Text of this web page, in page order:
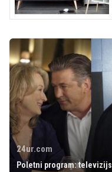
24ur.com
Poletni program: